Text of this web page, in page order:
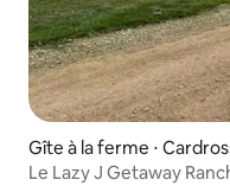
Gîte à la ferme ⋅
Le Lazy J Getaway